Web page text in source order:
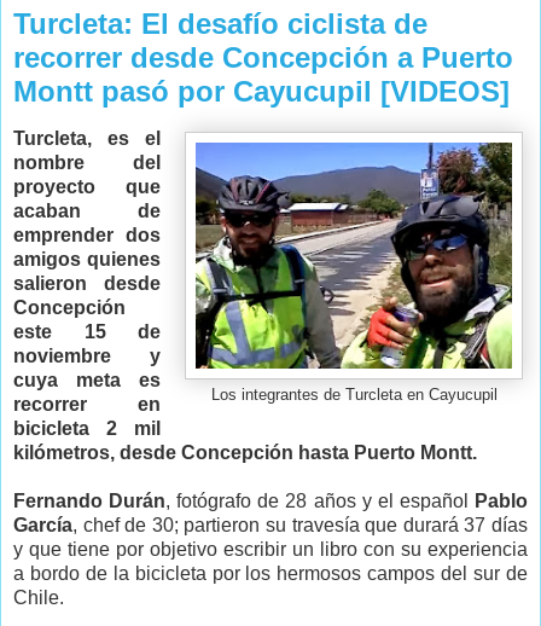
Turcleta: El desafío ciclista de
recorrer desde Concepción a Puerto
Montt pasó por Cayucupil [VIDEOS]
Los integrantes de Turcleta en Cayucupil
Turcleta, es el
nombre del
proyecto que
acaban de
emprender dos
amigos quienes
salieron desde
Concepción
este 15 de
noviembre y
cuya meta es
recorrer en
bicicleta 2 mil
kilómetros, desde Concepción hasta Puerto Montt.
Fernando Durán, fotógrafo de 28 años y el español
Pablo
García, chef de 30; partieron su travesía que durará 37 días
y que tiene por objetivo escribir un libro con su experiencia
a bordo de la bicicleta por los hermosos campos del sur de
Chile.